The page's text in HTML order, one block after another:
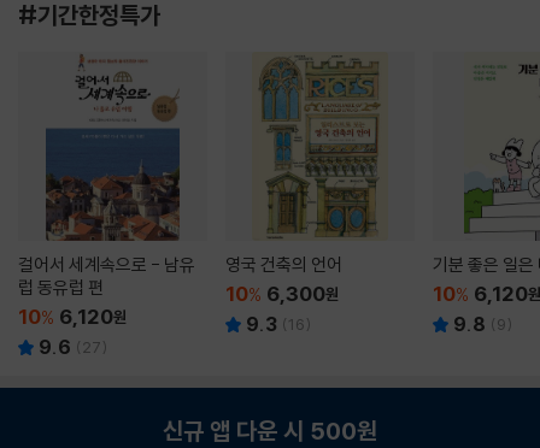
#기간한정특가
걸어서 세계속으로 - 남유
럽 동유럽 편
10% 6,120원
9.6 ( 27)
영국 건축의 언어
10% 6,300원
9.3 (16)
기분 좋은 일은
10% 6,120원
9.8 (9)
신규 앱 다운 시 500원